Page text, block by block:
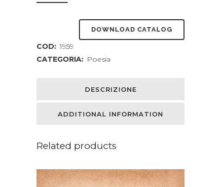
DOWNLOAD CATALOG
COD: 1959
CATEGORIA: Poesia
DESCRIZIONE
ADDITIONAL INFORMATION
Related products